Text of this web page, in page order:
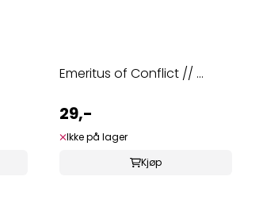
Emeritus of Conflict // ...
29,-
Ikke på lager
Kjøp